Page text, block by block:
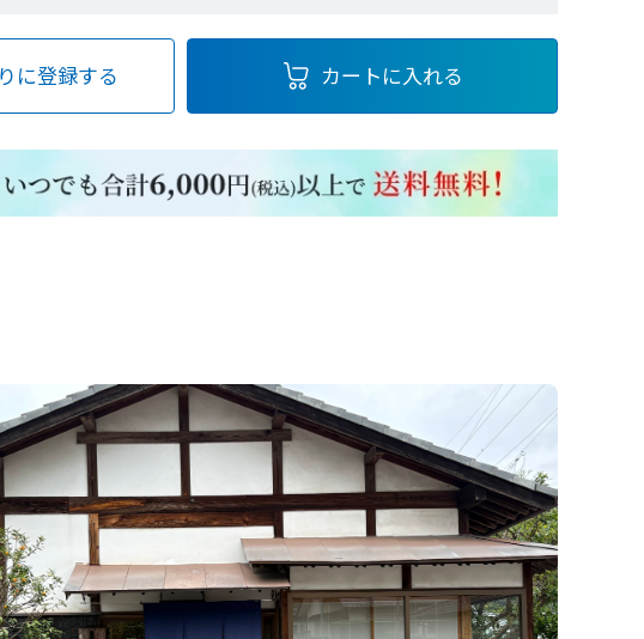
カートに入れる
に登録する